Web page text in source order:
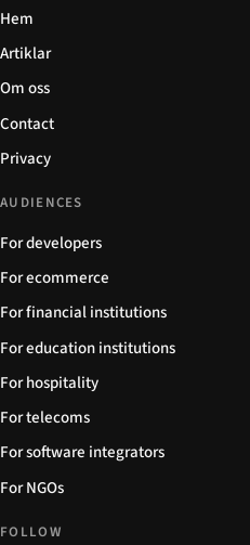
Hem
Artiklar
Om oss
Contact
Privacy
AUDIENCES
For developers
For ecommerce
For financial institutions
For education institutions
For hospitality
For telecoms
For software integrators
For NGOs
FOLLOW